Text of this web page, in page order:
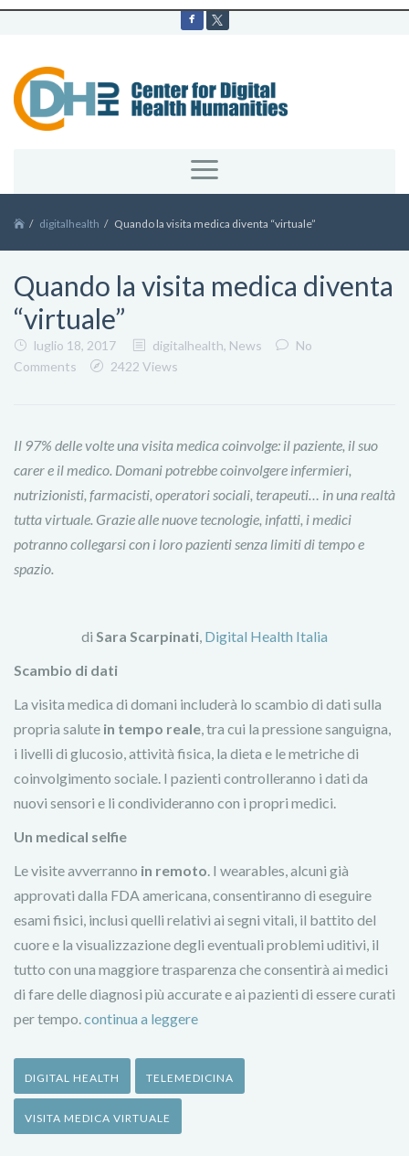
digitalhealth Quando la visita medica diventa “virtuale”
Quando la visita medica diventa
“virtuale”
luglio 18, 2017 digitalhealth, News
No
Comments
2422 Views
Il 97% delle volte una visita medica coinvolge: il paziente, il suo
carer e il medico. Domani potrebbe coinvolgere infermieri,
nutrizionisti, farmacisti, operatori sociali, terapeuti… in una realtà
tutta virtuale. Grazie alle nuove tecnologie, infatti, i medici
potranno collegarsi con i loro pazienti senza limiti di tempo e
spazio.
di Sara Scarpinati, Digital Health Italia
Scambio di dati
La visita medica di domani includerà lo scambio di dati sulla
propria salute in tempo reale, tra cui la pressione sanguigna,
i livelli di glucosio, attività fisica, la dieta e le metriche di
coinvolgimento sociale. I pazienti controlleranno i dati da
nuovi sensori e li condivideranno con i propri medici.
Un medical selfie
Le visite avverranno in remoto. I wearables, alcuni già
approvati dalla FDA americana, consentiranno di eseguire
esami fisici, inclusi quelli relativi ai segni vitali, il battito del
cuore e la visualizzazione degli eventuali problemi uditivi, il
tutto con una maggiore trasparenza che consentirà ai medici
di fare delle diagnosi più accurate e ai pazienti di essere curati
per tempo.continua a leggere
DIGITAL HEALTH TELEMEDICINA
VISITA MEDICA VIRTUALE